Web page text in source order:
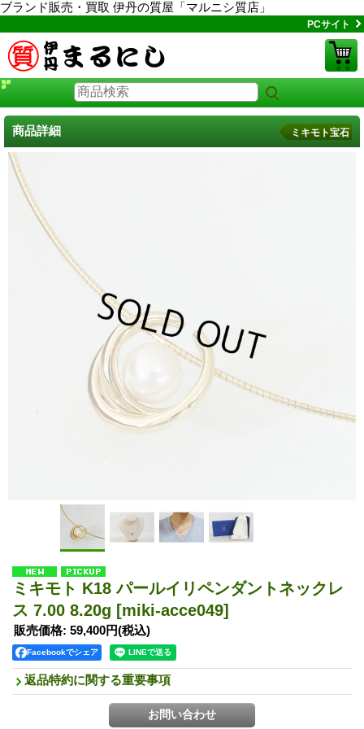
ブランド販売・買取 伊丹の質屋「マルニシ質店」
PCサイト
商品詳細 ミキモト宝石
ミキモト K18 パールイリペンダントネックレ
ス 7.00 8.20g [miki-acce049]
販売価格: 59,400円(税込)
Facebookでシェア
返品特約に関する重要事項